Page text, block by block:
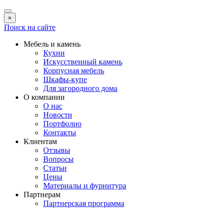
×
Поиск на сайте
Мебель и камень
Кухни
Искусственный камень
Корпусная мебель
Шкафы-купе
Для загородного дома
О компании
О нас
Новости
Портфолио
Контакты
Клиентам
Отзывы
Вопросы
Статьи
Цены
Материалы и фурнитура
Партнерам
Партнерская программа